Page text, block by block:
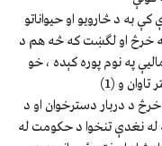
د څارويو او حيواناتو
خرڅ او لګښت كه څه هم د
په نوم پوره كېده ، خو
و (1)
د دربار دسترخوان او د
له نغدې تنخوا د حكومت له